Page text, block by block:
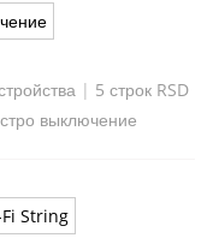
| 5 строк RSD
выключение
Fi String